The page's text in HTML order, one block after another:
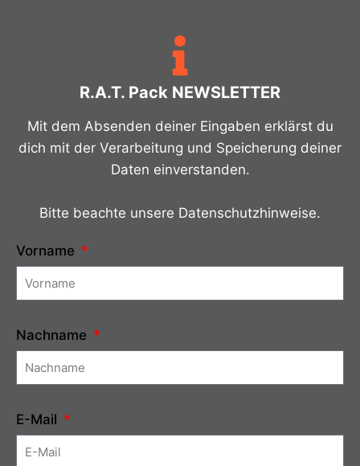
R.A.T. Pack NEWSLETTER
Mit dem Absenden deiner Eingaben erklärst du
dich mit der Verarbeitung und Speicherung deiner
Daten einverstanden.
Bitte beachte unsere Datenschutzhinweise.
Vorname
Nachname
E-Mail